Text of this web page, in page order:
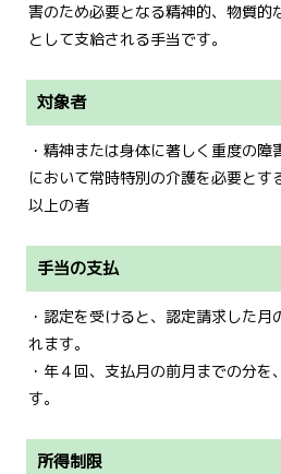
害のため必要となる精神的、物質的
として支給される手当です。
対象者
・精神または身体に著しく重度の
において常時特別の介護を必要とす
以上の者
手当の支払
・認定を受けると、認定請求した
れます。
・年４回、支払月の前月までの分
す。
所得制限